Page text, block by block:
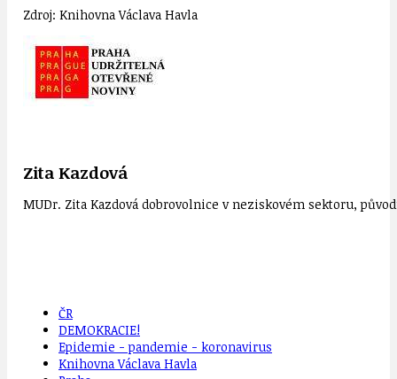
Zdroj: Knihovna Václava Havla
Zita Kazdová
MUDr. Zita Kazdová dobrovolnice v neziskovém sektoru,
ČR
DEMOKRACIE!
Epidemie - pandemie - koronavirus
Knihovna Václava Havla